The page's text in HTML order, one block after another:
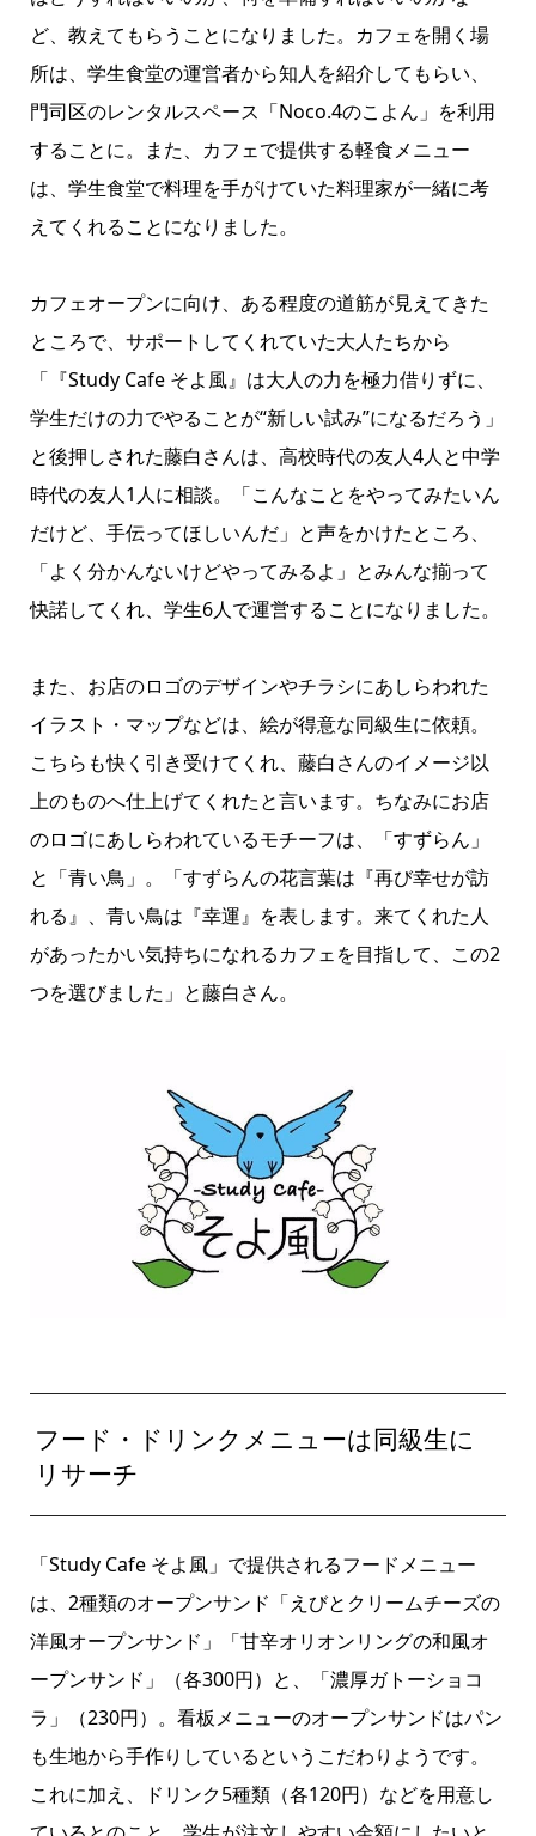
ど、教えてもらうことになりました。カフェを開く場
所は、学生食堂の運営者から知人を紹介してもらい、
門司区のレンタルスペース「Noco.4のこよん」を利用
することに。また、カフェで提供する軽食メニュー
は、学生食堂で料理を手がけていた料理家が一緒に考
えてくれることになりました。
カフェオープンに向け、ある程度の道筋が見えてきた
ところで、サポートしてくれていた大人たちから
「『Study Cafe そよ風』は大人の力を極力借りずに、
学生だけの力でやることが“新しい試み”になるだろう」
と後押しされた藤白さんは、高校時代の友人4人と中学
時代の友人1人に相談。「こんなことをやってみたいん
だけど、手伝ってほしいんだ」と声をかけたところ、
「よく分かんないけどやってみるよ」とみんな揃って
快諾してくれ、学生6人で運営することになりました。
また、お店のロゴのデザインやチラシにあしらわれた
イラスト・マップなどは、絵が得意な同級生に依頼。
こちらも快く引き受けてくれ、藤白さんのイメージ以
上のものへ仕上げてくれたと言います。ちなみにお店
のロゴにあしらわれているモチーフは、「すずらん」
と「青い鳥」。「すずらんの花言葉は『再び幸せが訪
れる』、青い鳥は『幸運』を表します。来てくれた人
があったかい気持ちになれるカフェを目指して、この2
つを選びました」と藤白さん。
フード・ドリンクメニューは同級生に
リサーチ
「Study Cafe そよ風」で提供されるフードメニュー
は、2種類のオープンサンド「えびとクリームチーズの
洋風オープンサンド」「甘辛オリオンリングの和風オ
ープンサンド」（各300円）と、「濃厚ガトーショコ
ラ」（230円）。看板メニューのオープンサンドはパン
も生地から手作りしているというこだわりようです。
これに加え、ドリンク5種類（各120円）などを用意し